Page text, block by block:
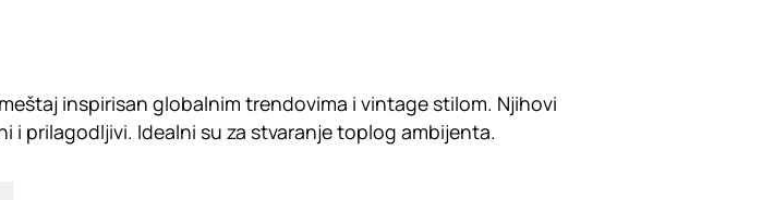
inspirisan globalnim trendovima i vintage stilom. Njihovi
i prilagodljivi. Idealni su za stvaranje toplog ambijenta.